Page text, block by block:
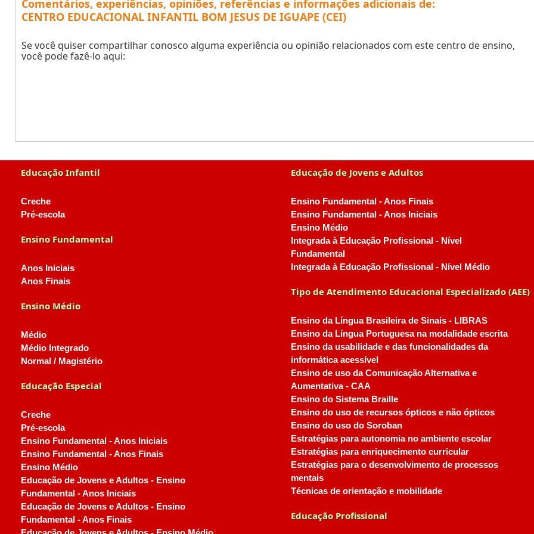
Comentários, experiências, opiniões, referências e informações adicionais de:
CENTRO EDUCACIONAL INFANTIL BOM JESUS DE IGUAPE (CEI)
Se você quiser compartilhar conosco alguma experiência ou opinião relacionados com este centro de ensino,
você pode fazê-lo aqui:
Educação Infantil
Creche
Pré-escola
Ensino Fundamental
Anos Iniciais
Anos Finais
Ensino Médio
Médio
Médio Integrado
Normal / Magistério
Educação Especial
Creche
Pré-escola
Ensino Fundamental - Anos Iniciais
Ensino Fundamental - Anos Finais
Ensino Médio
Educação de Jovens e Adultos - Ensino
Fundamental - Anos Iniciais
Educação de Jovens e Adultos - Ensino
Fundamental - Anos Finais
Educação de Jovens e Adultos
Ensino Fundamental - Anos Finais
Ensino Fundamental - Anos Iniciais
Ensino Médio
Integrada à Educação Profissional - Nível
Fundamental
Integrada à Educação Profissional - Nível Médio
Tipo de Atendimento Educacional Especializado (AEE)
Ensino da Língua Brasileira de Sinais - LIBRAS
Ensino da Língua Portuguesa na modalidade escrita
Ensino da usabilidade e das funcionalidades da
informática acessível
Ensino de uso da Comunicação Alternativa e
Aumentativa - CAA
Ensino do Sistema Braille
Ensino do uso de recursos ópticos e não ópticos
Ensino do uso do Soroban
Estratégias para autonomia no ambiente escolar
Estratégias para enriquecimento curricular
Estratégias para o desenvolvimento de processos
mentais
Técnicas de orientação e mobilidade
Educação Profissional